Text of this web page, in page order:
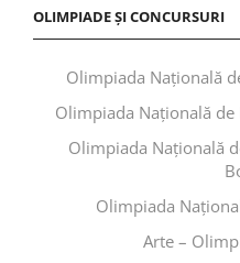
OLIMPIADE ȘI CONCURSURI
Olimpiada Națională
Olimpiada Națională de
Olimpiada Națională
Olimpiada
Arte –